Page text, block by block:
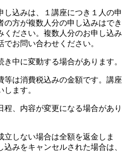
込みは、１講座につき１人の申
の方が複数人分の申し込みはでき
ください。複数人分のお申し込み
お問い合わせください。
中に変動する場合があります。
は消費税込みの金額です。講座
ます。
、内容が変更になる場合があり
しない場合は全額を返金しま
みをキャンセルされた場合は、